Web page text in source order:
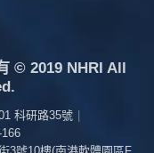
© 2019 NHRI All
科研路35號 |